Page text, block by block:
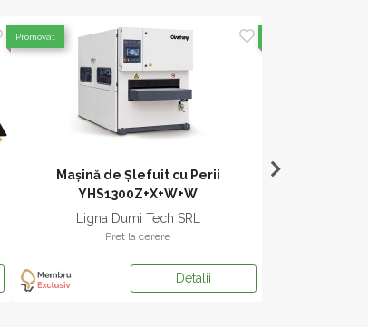
Mașină de Șlefuit cu Perii
YHS1300Z+X+W+W
Ligna Dumi Tech SRL
Pret la cerere
Detalii
Promovat